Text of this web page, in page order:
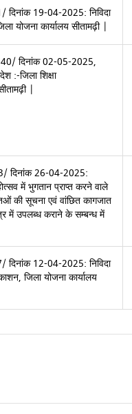
दिनांक 19-04-2025: निविदा
योजना कार्यालय सीतामढ़ी |
दिनांक 02-05-2025,
:-जिला शिक्षा
|
दिनांक 26-04-2025:
में भुगतान प्राप्त करने वाले
की सूचना एवं वांछित कागजात
में उपलब्ध कराने के सम्बन्ध में
दिनांक 12-04-2025: निविदा
जिला योजना कार्यालय